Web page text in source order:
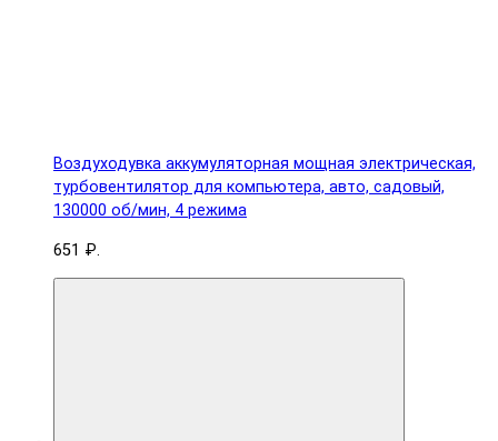
Воздуходувка аккумуляторная мощная электрическая,
турбовентилятор для компьютера, авто, садовый,
130000 об/мин, 4 режима
651 ₽.